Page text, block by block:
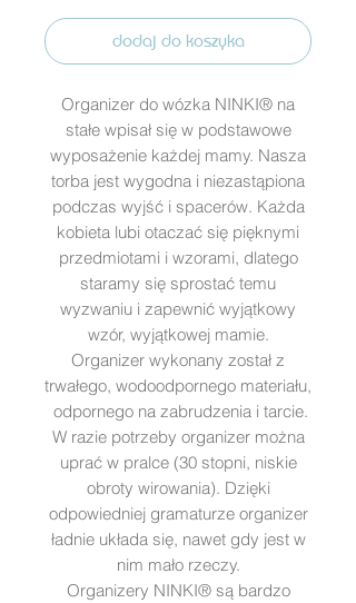
dodaj do koszyka
Organizer do wózka NINKI® na
stałe wpisał się w podstawowe
wyposażenie każdej mamy. Nasza
torba jest wygodna i niezastąpiona
podczas wyjść i spacerów. Każda
kobieta lubi otaczać się pięknymi
przedmiotami i wzorami, dlatego
staramy się sprostać temu
wyzwaniu i zapewnić wyjątkowy
wzór, wyjątkowej mamie.
Organizer wykonany został z
trwałego, wodoodpornego materiału,
odpornego na zabrudzenia i tarcie.
W razie potrzeby organizer można
uprać w pralce (30 stopni, niskie
obroty wirowania). Dzięki
odpowiedniej gramaturze organizer
ładnie układa się, nawet gdy jest w
nim mało rzeczy.
Organizery NINKI® są bardzo